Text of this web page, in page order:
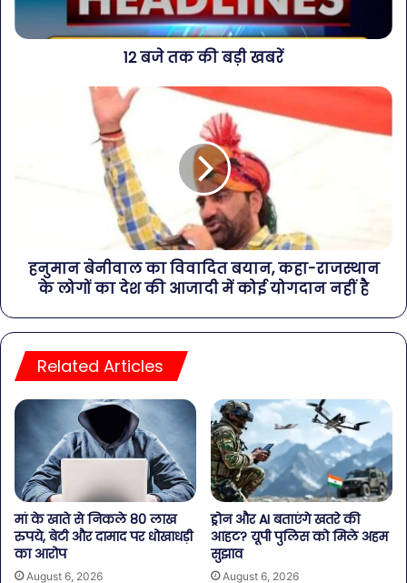
12 बजे तक की बड़ी खबरें
हनुमान बेनीवाल का विवादित बयान, कहा-राजस्थान
के लोगों का देश की आजादी में कोई योगदान नहीं है
Related Articles
मां के खाते से निकले 80 लाख
रुपये, बेटी और दामाद पर धोखाधड़ी
का आरोप
August 6, 2026
ड्रोन और AI बताएंगे खतरे की
आहट? यूपी पुलिस को मिले अहम
सुझाव
August 6, 2026